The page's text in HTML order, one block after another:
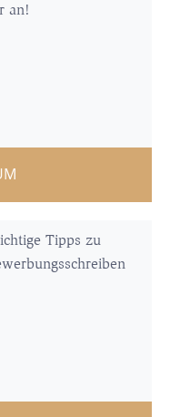
an!
Tipps zu